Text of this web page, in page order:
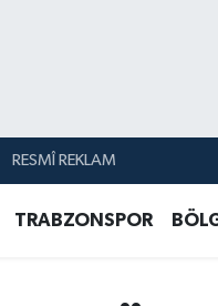
RESMÎ REKLAM
TRABZONSPOR